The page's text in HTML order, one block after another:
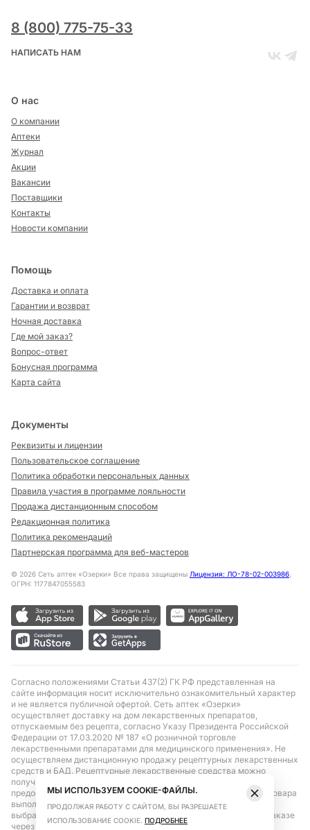
8 (800) 775-75-33
НАПИСАТЬ НАМ
О нас
О компании
Аптеки
Журнал
Акции
Вакансии
Поставщики
Контакты
Новости компании
Помощь
Доставка и оплата
Гарантии и возврат
Ночная доставка
Где мой заказ?
Вопрос-ответ
Бонусная программа
Карта сайта
Документы
Реквизиты и лицензии
Пользовательское соглашение
Политика обработки персональных данных
Правила участия в программе лояльности
Продажа дистанционным способом
Редакционная политика
Политика рекомендаций
Партнерская программа для веб-мастеров
© 2026 Сеть аптек «Озерки» Все права защищены Лицензия: ЛО-78-02-003986,
ОГРН: 1177847055583
Согласно положениями Статьи 437(2) ГК РФ представленная на
сайте информация носит исключительно ознакомительный характер
и не является публичной офертой. Сеть аптек «Озерки»
осуществляет доставку на дом лекарственных препаратов,
отпускаемым без рецепта, согласно Указу Президента Российской
Федерации от 17.03.2020 № 187 «О розничной торговле
лекарственными препаратами для медицинского применения». Не
осуществляем дистанционную продажу рецептурных лекарственных
средств и БАД. Рецептурные лекарственные средства можно
получить только при помощи самовывоза в аптеке при
предоставлении рецепта, выписанного врачом. Бронирование товара
выполняется при условиях последующего выкупа заказа в
выбранном аптечном пункте. Цена действительна только при заказе
через сайт.
МЫ ИСПОЛЬЗУЕМ COOKIE-ФАЙЛЫ.
ПРОДОЛЖАЯ РАБОТУ С САЙТОМ, ВЫ РАЗРЕШАЕТЕ
ИСПОЛЬЗОВАНИЕ COOKIE. ПОДРОБНЕЕ